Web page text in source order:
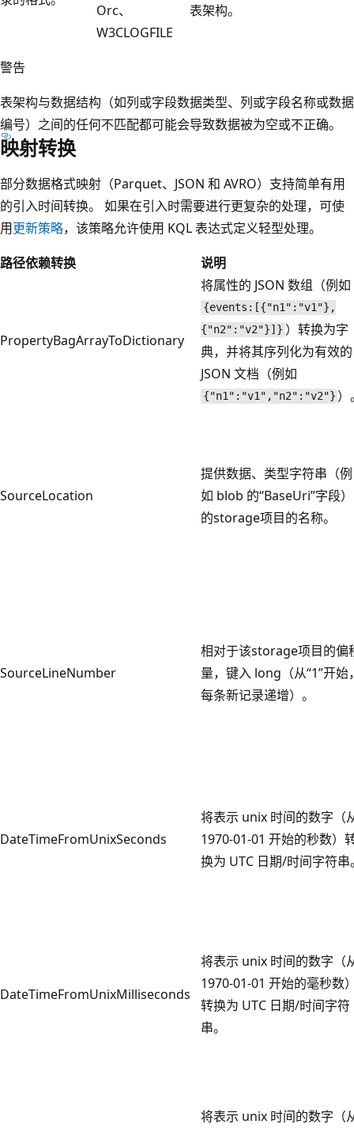
Orc、
W3CLOGFILE
表架构。
警告
表架构与数据结构（如列或字段数据类型、列或字段名称或数据
编号）之间的任何不匹配都可能会导致数据被为空或不正确。
映射转换
部分数据格式映射（Parquet、JSON 和 AVRO）支持简单有用
的引入时间转换。 如果在引入时需要进行更复杂的处理，可使
用更新策略，该策略允许使用 KQL 表达式定义轻型处理。
路径依赖转换
说明
PropertyBagArrayToDictionary
将属性的 JSON 数组（例如
{events:[{"n1":"v1"},
{"n2":"v2"}]} ）转换为字
典，并将其序列化为有效的
JSON 文档（例如
{"n1":"v1","n2":"v2"} ）
SourceLocation
提供数据、类型字符串（例
如 blob 的“BaseUri”字段）
的storage项目的名称。
SourceLineNumber
相对于该storage项目的偏
量，键入 long（从“1”开始
每条新记录递增）。
DateTimeFromUnixSeconds
将表示 unix 时间的数字（
1970-01-01 开始的秒数）
换为 UTC 日期/时间字符串
DateTimeFromUnixMilliseconds
将表示 unix 时间的数字（
1970-01-01 开始的毫秒数
转换为 UTC 日期/时间字符
串。
将表示 unix 时间的数字（